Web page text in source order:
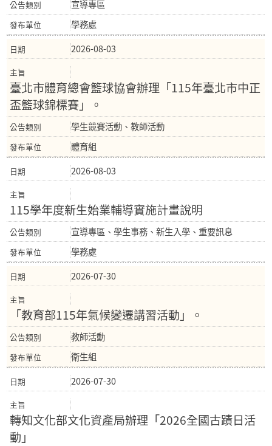
宣導專區
學務處
2026-08-03
臺北市體育總會籃球協會辦理「115年臺北市中正
盃籃球錦標賽」。
學生競賽活動、教師活動
體育組
2026-08-03
115學年度新生始業輔導實施計畫說明
宣導專區、學生事務、新生入學、重要訊息
學務處
2026-07-30
「教育部115年氣候變遷講習活動」。
教師活動
衛生組
2026-07-30
轉知文化部文化資產局辦理「2026全國古蹟日活
動」